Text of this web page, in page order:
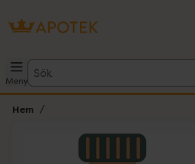
Meny
Sök
Hem
Lista: . Innehåller 1 objekt.